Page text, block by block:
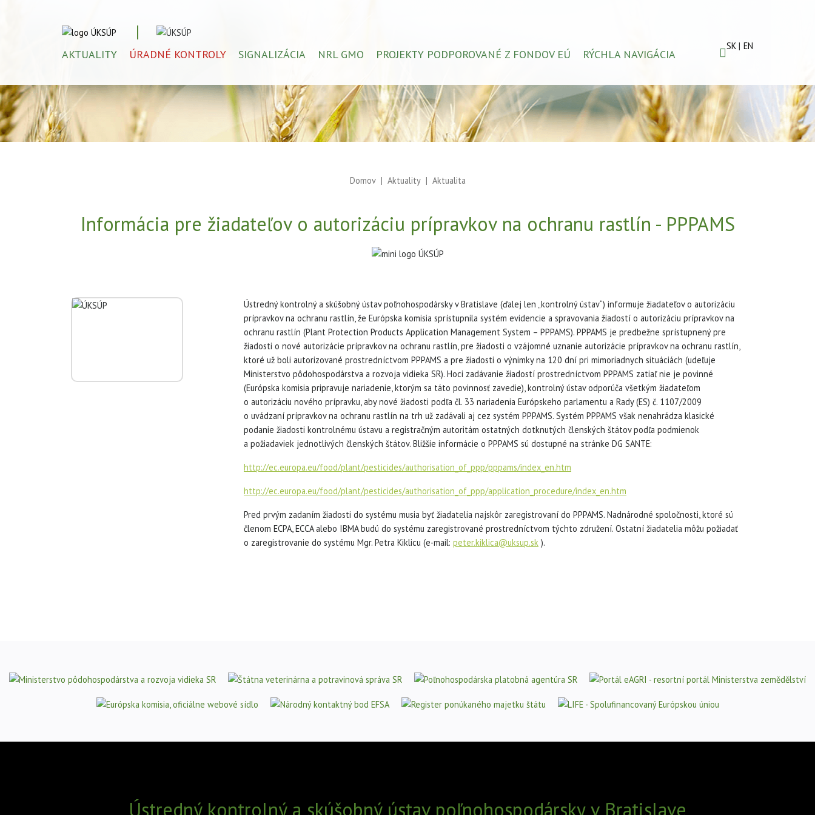
SK EN
AKTUALITY ÚRADNÉ KONTROLY SIGNALIZÁCIA NRL GMO PROJEKTY PODPOROVANÉ Z FONDOV EÚ RÝCHLA NAVIGÁCIA
Domov Aktuality Aktualita
Informácia pre žiadateľov o autorizáciu prípravkov na ochranu rastlín - PPPAMS
Ústredný kontrolný a skúšobný ústav poľnohospodársky v Bratislave (ďalej len „kontrolný ústav“) informuje žiadateľov o autorizáciu
prípravkov na ochranu rastlín, že Európska komisia sprístupnila systém evidencie a spravovania žiadostí o autorizáciu prípravkov na
ochranu rastlín (Plant Protection Products Application Management System – PPPAMS). PPPAMS je predbežne sprístupnený pre
žiadosti o nové autorizácie prípravkov na ochranu rastlín, pre žiadosti o vzájomné uznanie autorizácie prípravkov na ochranu rastlín,
ktoré už boli autorizované prostredníctvom PPPAMS a pre žiadosti o výnimky na 120 dní pri mimoriadnych situáciách (udeľuje
Ministerstvo pôdohospodárstva a rozvoja vidieka SR). Hoci zadávanie žiadostí prostredníctvom PPPAMS zatiaľ nie je povinné
(Európska komisia pripravuje nariadenie, ktorým sa táto povinnosť zavedie), kontrolný ústav odporúča všetkým žiadateľom
o autorizáciu nového prípravku, aby nové žiadosti podľa čl. 33 nariadenia Európskeho parlamentu a Rady (ES) č. 1107/2009
o uvádzaní prípravkov na ochranu rastlín na trh už zadávali aj cez systém PPPAMS. Systém PPPAMS však nenahrádza klasické
podanie žiadosti kontrolnému ústavu a registračným autoritám ostatných dotknutých členských štátov podľa podmienok
a požiadaviek jednotlivých členských štátov. Bližšie informácie o PPPAMS sú dostupné na stránke DG SANTE:
http://ec.europa.eu/food/plant/pesticides/authorisation_of_ppp/pppams/index_en.htm
http://ec.europa.eu/food/plant/pesticides/authorisation_of_ppp/application_procedure/index_en.htm
Pred prvým zadaním žiadosti do systému musia byť žiadatelia najskôr zaregistrovaní do PPPAMS. Nadnárodné spoločnosti, ktoré sú
členom ECPA, ECCA alebo IBMA budú do systému zaregistrované prostredníctvom týchto združení. Ostatní žiadatelia môžu požiadať
o zaregistrovanie do systému Mgr. Petra Kiklicu (e-mail: peter.kiklica@uksup.sk ).
Ústredný kontrolný a skúšobný ústav poľnohospodársky v Bratislave